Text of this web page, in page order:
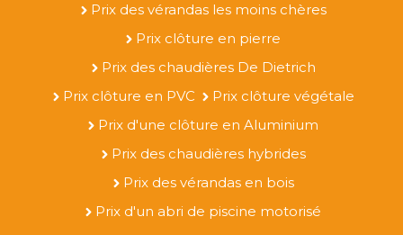
Prix des vérandas les moins chères
Prix clôture en pierre
Prix des chaudières De Dietrich
Prix clôture en PVC
Prix clôture végétale
Prix d'une clôture en Aluminium
Prix des chaudières hybrides
Prix des vérandas en bois
Prix d'un abri de piscine motorisé